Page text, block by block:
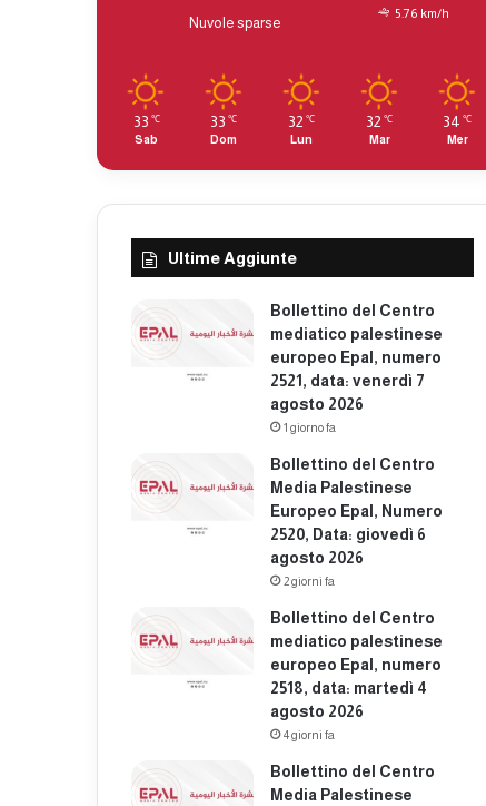
Nuvole sparse
5.76 km/h
33 ℃
Sab
33 ℃
Dom
32 ℃
Lun
32 ℃
Mar
34 ℃
Mer
Ultime Aggiunte
Bollettino del Centro
mediatico palestinese
europeo Epal, numero
2521, data: venerdì 7
agosto 2026
1 giorno fa
Bollettino del Centro
Media Palestinese
Europeo Epal, Numero
2520, Data: giovedì 6
agosto 2026
2 giorni fa
Bollettino del Centro
mediatico palestinese
europeo Epal, numero
2518, data: martedì 4
agosto 2026
4 giorni fa
Bollettino del Centro
Media Palestinese